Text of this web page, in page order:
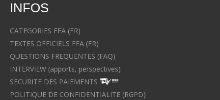
INFOS
CATEGORIES FFA (FR)
TEXTES OFFICIELS FFA (FR)
QUESTIONS FREQUENTES (FAQ)
INTERVIEW (apports, perspectives)
SECURITE DES PAIEMENTS
POLITIQUE DE CONFIDENTIALITE (RGPD)